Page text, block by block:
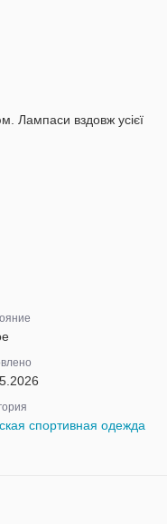
Лампаси вздовж усієї
спортивная одежда